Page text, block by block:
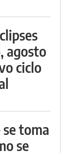
agosto
ciclo
se toma
se